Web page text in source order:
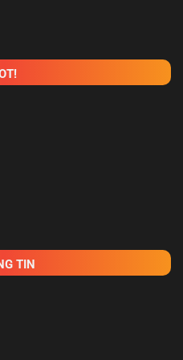
thế nào. Hiểu được điều
đỉnh cao với chất lượng hình
trở nên nổi bật
TIN